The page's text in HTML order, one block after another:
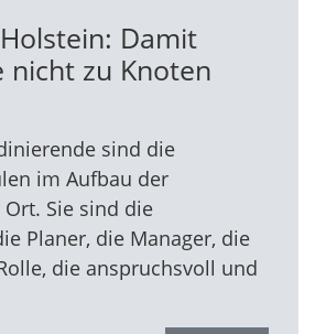
Damit
nicht zu Knoten
sind die
im Aufbau der
Sie sind die
Planer, die Manager, die
die anspruchsvoll und